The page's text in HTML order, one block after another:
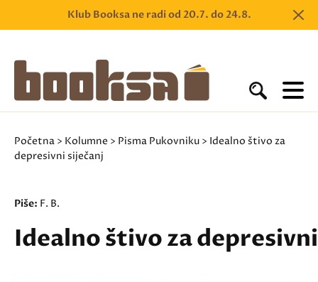
Klub Booksa ne radi od 20.7. do 24.8.
Početna > Kolumne > Pisma Pukovniku > Idealno štivo za
depresivni siječanj
Piše: F. B.
Idealno štivo za